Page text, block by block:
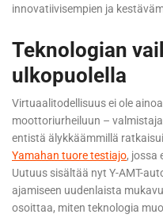
innovatiivisempien ja
Teknologian
ulkopuolella
Virtuaalitodellisuus ei ole
moottoriurheiluun –
entistä älykkäämmillä
Yamahan tuore testiajo, jossa
Uutuus sisältää nyt Y-AMT-
ajamiseen uudenlaista
osoittaa, miten teknologia